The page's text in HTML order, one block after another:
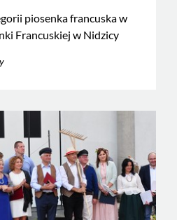
piosenka francuska w
Francuskiej w Nidzicy